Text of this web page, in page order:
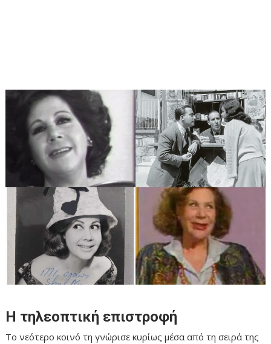
Η τηλεοπτική επιστροφή
Το νεότερο κοινό τη γνώρισε κυρίως μέσα από τη σειρά της